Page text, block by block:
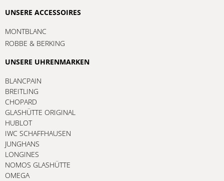
UNSERE ACCESSOIRES
MONTBLANC
ROBBE & BERKING
UNSERE UHRENMARKEN
BLANCPAIN
BREITLING
CHOPARD
GLASHÜTTE ORIGINAL
HUBLOT
IWC SCHAFFHAUSEN
JUNGHANS
LONGINES
NOMOS GLASHÜTTE
OMEGA